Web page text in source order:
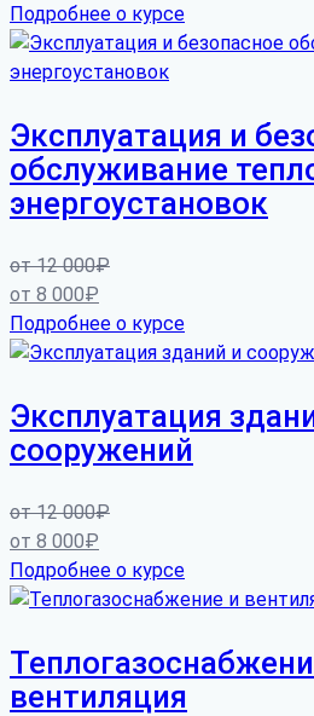
Подробнее о курсе
Эксплуатация и
обслуживание
энергоустановок
от12 000₽
от 8 000₽
Подробнее о курсе
Эксплуатация
сооружений
от12 000₽
от 8 000₽
Подробнее о курсе
вентиляция